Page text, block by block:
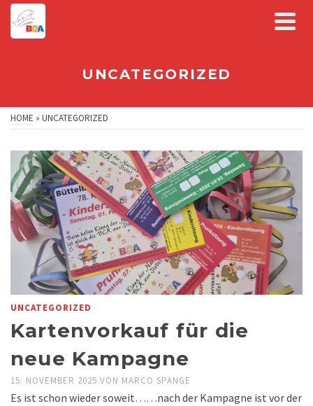
UNCATEGORIZED
HOME » UNCATEGORIZED
UNCATEGORIZED
Kartenvorkauf für die
neue Kampagne
15. NOVEMBER 2025 VON MARCO SPANGE
Es ist schon wieder soweit……nach der Kampagne ist vor der